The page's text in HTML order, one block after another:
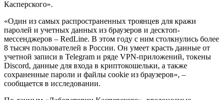
Касперского».
«Один из самых распространенных троянцев для кражи
паролей и учетных данных из браузеров и десктоп-
мессенджеров – RedLine. В этом году с ним столкнулись более
8 тысяч пользователей в России. Он умеет красть данные от
учетной записи в Telegram и ряде VPN-приложений, токены
Discord, данные для входа в криптокошельки, а также
сохраненные пароли и файлы cookie из браузеров», –
сообщается в исследовании.